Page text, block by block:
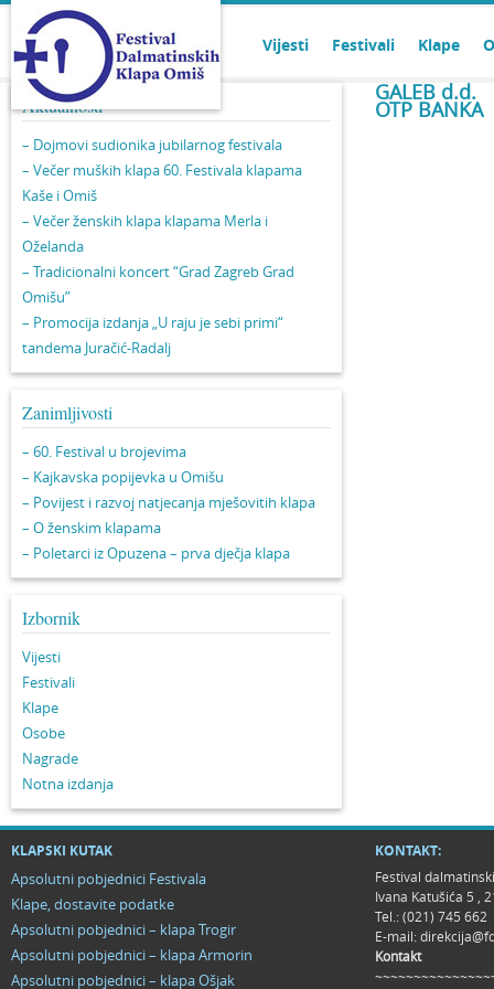
Vijesti Festivali Klape
Aktualnosti
– Dojmovi sudionika jubilarnog festivala
– Večer muških klapa 60. Festivala klapama
Kaše i Omiš
– Večer ženskih klapa klapama Merla i
Oželanda
– Tradicionalni koncert “Grad Zagreb Grad
Omišu”
– Promocija izdanja „U raju je sebi primi“
tandema Juračić-Radalj
Zanimljivosti
– 60. Festival u brojevima
– Kajkavska popijevka u Omišu
– Povijest i razvoj natjecanja mješovitih klapa
– O ženskim klapama
– Poletarci iz Opuzena – prva dječja klapa
Izbornik
Vijesti
Festivali
Klape
Osobe
Nagrade
Notna izdanja
GALEB d.d.
OTP BANKA
KLAPSKI KUTAK
Apsolutni pobjednici Festivala
Klape, dostavite podatke
Apsolutni pobjednici – klapa Trogir
Apsolutni pobjednici – klapa Armorin
Apsolutni pobjednici – klapa Ošjak
KONTAKT:
Festival
Ivana Katušića 5 ,
Tel.: (021) 745 662
E-mail:
Kontakt